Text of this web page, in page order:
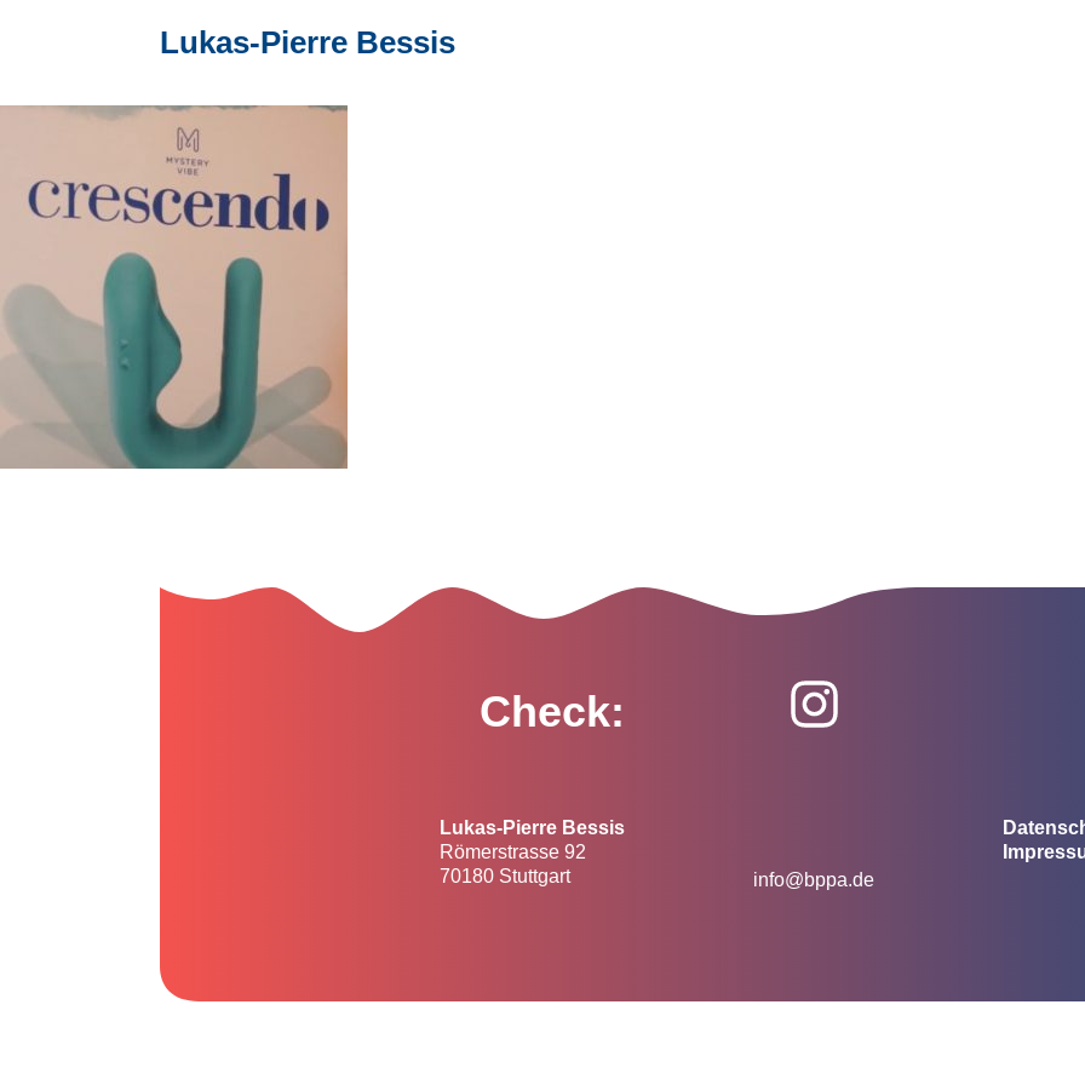
Lukas-Pierre Bessis
Check:
Lukas-Pierre Bessis
Römerstrasse 92
70180 Stuttgart
info@bppa.de